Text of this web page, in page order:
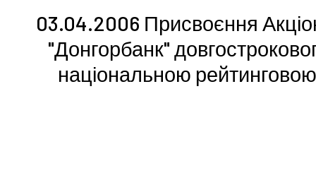
03.04.2006 Присвоєння
"Донгорбанк"
національною